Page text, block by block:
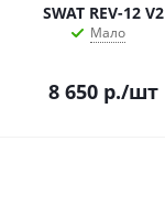
SWAT REV-12 V2
Мало
8 650р./шт